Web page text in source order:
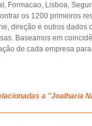
Formacao, Lisboa,
os 1200 primeiros
direção e outros dados
Baseamos em
de cada empresa
a "Joalharia